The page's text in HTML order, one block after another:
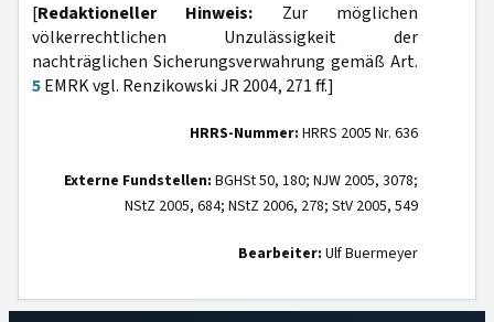
[Redaktioneller Hinweis: Zur möglichen
völkerrechtlichen Unzulässigkeit der
nachträglichen Sicherungsverwahrung gemäß Art.
5EMRK vgl. Renzikowski JR 2004, 271 ff.]
HRRS-Nummer: HRRS 2005 Nr. 636
Externe Fundstellen: BGHSt 50, 180; NJW 2005, 3078;
NStZ 2005, 684; NStZ 2006, 278; StV 2005, 549
Bearbeiter: Ulf Buermeyer